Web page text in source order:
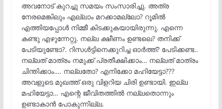
അവനോട് കുറച്ചു സമയം സംസാരിച്ചു. അത്ര
നേരമെങ്കിലും എല്ലാം മറക്കാമല്ലോ? റൂമിൽ
എത്തിയപ്പോൾ നിമ്മീ കിടക്കുകയായിരുന്നു. എന്നെ
കണ്ടു എഴുന്നേറ്റു. നല്ല ക്ഷീണം ഉണ്ടലെ? തനിക്ക്
പേടിയുണ്ടോ?. റിസൾട്ടിനെക്കുറിച്ച ഓർത്ത്? പേടിക്കണ്ട..
നല്ലത് മാത്രം നമുക്ക് പ്രതീക്ഷിക്കാം… നല്ലത് മാത്രം
ചിന്തിക്കാം…. നല്ലതോ? എനിക്കോ മഹിയേട്ടാ???
അവളുടെ മുഖത്ത് ഒരു വിളറിയ ചിരി ഉണ്ടായി. ഇല്ല
മഹിയേട്ടാ… എന്റെ ജീവിതത്തിൽ നല്ലതൊന്നും
ഉണ്ടാകാൻ പോകുന്നില്ല.